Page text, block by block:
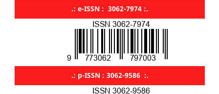
.: e-ISSN : 3062-7974 :.
.: p-ISSN : 3062-9586 :.